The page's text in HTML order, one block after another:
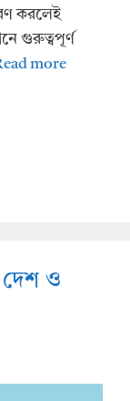
করলেই
গুরুত্বপূর্ণ
more
দেশ ও